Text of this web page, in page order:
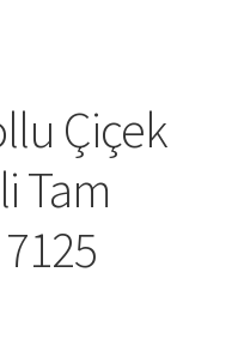
Çiçek
Tam